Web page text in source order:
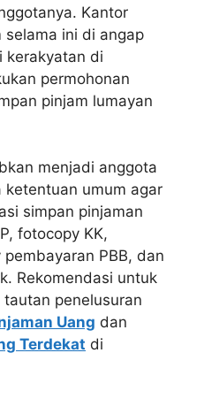
Kantor
selama ini di angap
kerakyatan di
permohonan
pinjam lumayan
menjadi anggota
umum agar
simpan pinjaman
fotocopy KK,
PBB, dan
Rekomendasi untuk
penelusuran
Uang dan
Terdekat di